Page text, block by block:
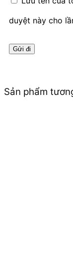
duyệt này cho
Sản phẩm